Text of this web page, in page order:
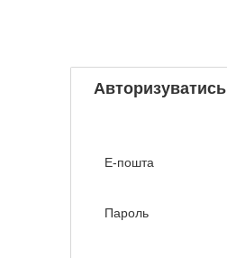
Авторизуватись
Е-пошта
Пароль